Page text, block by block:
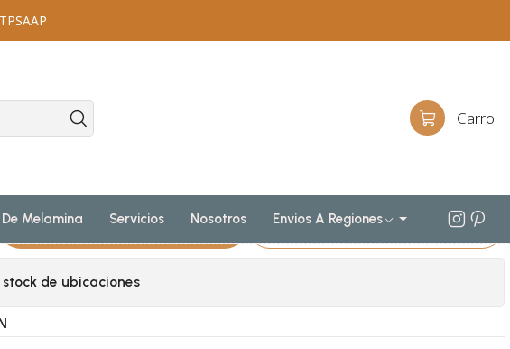
Carro
Melamina Servicios Nosotros Envios A Regiones
doble
Vanitorio para lavamanos
simple de 200 cm M4-2030-
Agregar Al Carro Comprar Ahora
de ubicaciones